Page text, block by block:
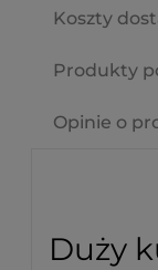
Koszty
Produkty
Opinie o
Duży